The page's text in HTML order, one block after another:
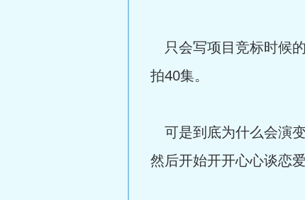
只会写项目竞标时候
拍40集。
可是到底为什么会演
然后开始开开心心谈恋爱